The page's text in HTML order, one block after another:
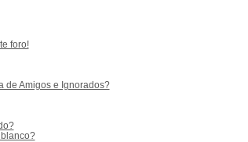
foro!
de Amigos e Ignorados?